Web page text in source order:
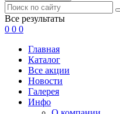
Все результаты
0 0 0
Главная
Каталог
Все акции
Новости
Галерея
Инфо